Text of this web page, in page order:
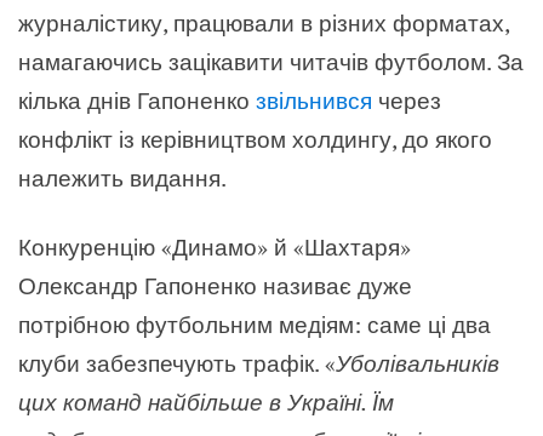
журналістику, працювали в різних форматах,
намагаючись зацікавити читачів футболом. За
кілька днів Гапоненко звільнився через
конфлікт із керівництвом холдингу, до якого
належить видання.
Конкуренцію «Динамо» й «Шахтаря»
Олександр Гапоненко називає дуже
потрібною футбольним медіям: саме ці два
клуби забезпечують трафік. «Уболівальників
цих команд найбільше в Україні. Їм